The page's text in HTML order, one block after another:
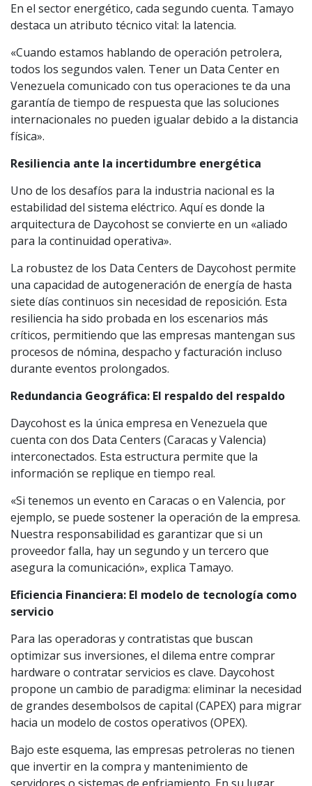
En el sector energético, cada segundo cuenta. Tamayo
destaca un atributo técnico vital: la latencia.
«Cuando estamos hablando de operación petrolera,
todos los segundos valen. Tener un Data Center en
Venezuela comunicado con tus operaciones te da una
garantía de tiempo de respuesta que las soluciones
internacionales no pueden igualar debido a la distancia
física».
Resiliencia ante la incertidumbre energética
Uno de los desafíos para la industria nacional es la
estabilidad del sistema eléctrico. Aquí es donde la
arquitectura de Daycohost se convierte en un «aliado
para la continuidad operativa».
La robustez de los Data Centers de Daycohost permite
una capacidad de autogeneración de energía de hasta
siete días continuos sin necesidad de reposición. Esta
resiliencia ha sido probada en los escenarios más
críticos, permitiendo que las empresas mantengan sus
procesos de nómina, despacho y facturación incluso
durante eventos prolongados.
Redundancia Geográfica: El respaldo del respaldo
Daycohost es la única empresa en Venezuela que
cuenta con dos Data Centers (Caracas y Valencia)
interconectados. Esta estructura permite que la
información se replique en tiempo real.
«Si tenemos un evento en Caracas o en Valencia, por
ejemplo, se puede sostener la operación de la empresa.
Nuestra responsabilidad es garantizar que si un
proveedor falla, hay un segundo y un tercero que
asegura la comunicación», explica Tamayo.
Eficiencia Financiera: El modelo de tecnología como
servicio
Para las operadoras y contratistas que buscan
optimizar sus inversiones, el dilema entre comprar
hardware o contratar servicios es clave. Daycohost
propone un cambio de paradigma: eliminar la necesidad
de grandes desembolsos de capital (CAPEX) para migrar
hacia un modelo de costos operativos (OPEX).
Bajo este esquema, las empresas petroleras no tienen
que invertir en la compra y mantenimiento de